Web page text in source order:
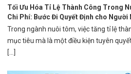
Tối Ưu Hóa Tỉ Lệ Thành Công Trong
Chi Phí: Bước Đi Quyết Định cho Người
Trong ngành nuôi tôm, việc tăng tỉ lệ
mục tiêu mà là một điều kiện tuyên
[...]